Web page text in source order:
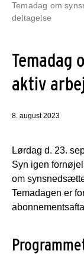
Temadag om
deltagelse
Temadag
aktiv
8. august 2023
Lørdag d. 23.
Syn igen
om
Temadagen er